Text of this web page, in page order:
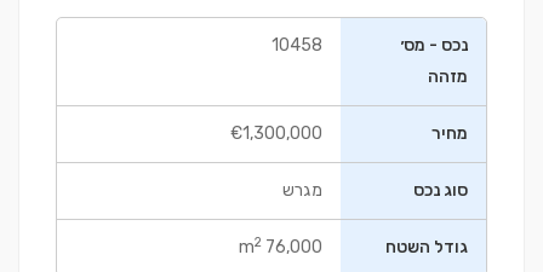
נכס - מס׳
מזהה
10458
מחיר €1,300,000
סוג נכס מגרש
גודל השטח 76,000 m
2